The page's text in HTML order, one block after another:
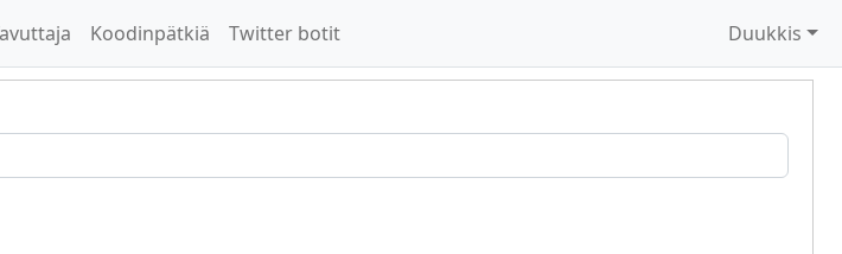
Koodinpätkiä Twitter botit Duukkis